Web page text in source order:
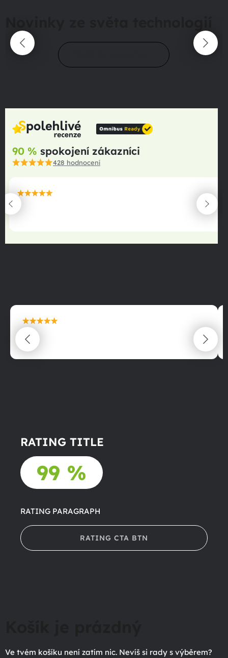
90 % spokojení zákazníci
428 hodnocení
maximální spokojenost
22.06.2025
maximální spokojenost
22.06.2025
RATING TITLE
99 %
RATING PARAGRAPH
RATING CTA BTN
Ve tvém košíku není zatím nic. Nevíš si rady s výběrem?